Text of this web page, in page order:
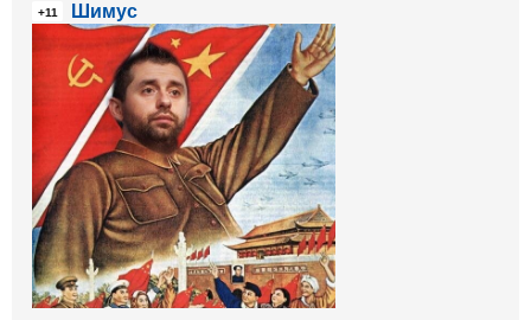
+11 Шимус